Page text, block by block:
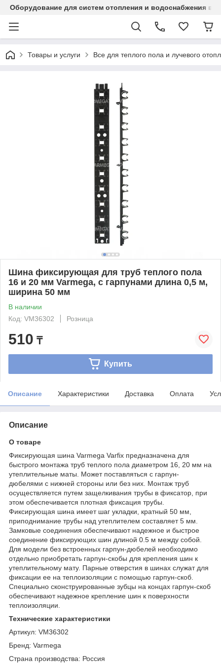
Оборудование для систем отопления и водоснабжения в
Товары и услуги Все для теплого пола и лучевого
Шина фиксирующая для труб теплого пола
16 и 20 мм Varmega, с гарпунами длина 0,5 м,
ширина 50 мм
В наличии
Код: VM36302
Розница
510 ₸
Купить
Описание Характеристики Доставка Оплата
Описание
О товаре
Фиксирующая шина Varmega Varfix предназначена для
быстрого монтажа труб теплого пола диаметром 16, 20 мм на
утеплительные маты. Может поставляться с гарпун-
дюбелями с нижней стороны или без них. Монтаж труб
осуществляется путем защелкивания трубы в фиксатор, при
этом обеспечивается плотная фиксация трубы.
Фиксирующая шина имеет шаг укладки, кратный 50 мм,
приподнимание трубы над утеплителем составляет 5 мм.
Замковые соединения обеспечивают надежное и быстрое
соединение фиксирующих шин длиной 0.5 м между собой.
Для модели без встроенных гарпун-дюбелей необходимо
отдельно приобретать гарпун-скобы для крепления шин к
утеплительному мату. Парные отверстия в шинах служат для
фиксации ее на теплоизоляции с помощью гарпун-скоб.
Специально сконструированные зубцы на концах гарпун-скоб
обеспечивают надежное крепление шин к поверхности
теплоизоляции.
Технические характеристики
Артикул: VM36302
Бренд: Varmega
Страна производства: Россия